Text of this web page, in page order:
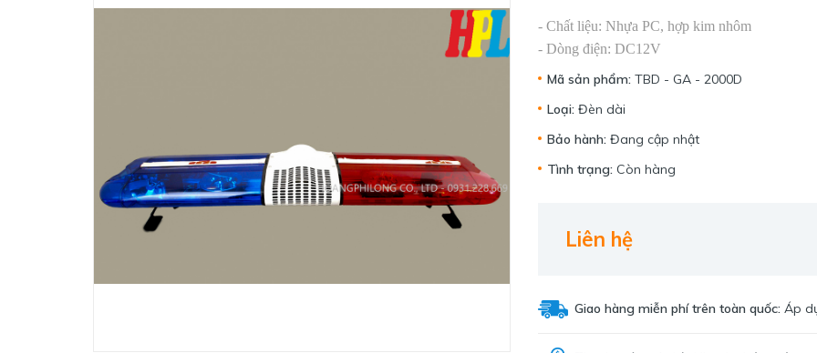
- Chất liệu: Nhựa PC, hợp kim nhôm
- Dòng điện: DC12V
Mã sản phẩm: TBD - GA - 2000D
Loại: Đèn dài
Bảo hành: Đang cập nhật
Tình trạng: Còn hàng
Liên hệ
Giao hàng miễn phí trên toàn quốc: Áp